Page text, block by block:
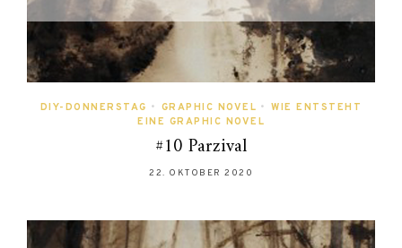
DIY-DONNERSTAG • GRAPHIC NOVEL • WIE ENTSTEHT
EINE GRAPHIC NOVEL
#10 Parzival
22. OKTOBER 2020